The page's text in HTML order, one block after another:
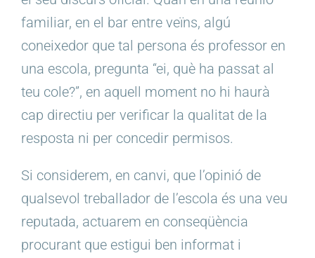
familiar, en el bar entre veïns, algú
coneixedor que tal persona és professor en
una escola, pregunta “ei, què ha passat al
teu cole?”, en aquell moment no hi haurà
cap directiu per verificar la qualitat de la
resposta ni per concedir permisos.
Si considerem, en canvi, que l’opinió de
qualsevol treballador de l’escola és una veu
reputada, actuarem en conseqüència
procurant que estigui ben informat i